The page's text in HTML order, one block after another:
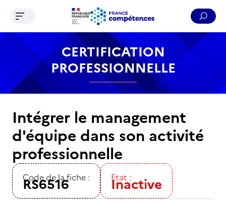
Contenu Recherche Menu Pied de page
Ouvrir le menu de navigation
CERTIFICATION
PROFESSIONNELLE
Intégrer le management
d'équipe dans son activité
professionnelle
Code de la fiche :
RS6516 Etat :
Inactive